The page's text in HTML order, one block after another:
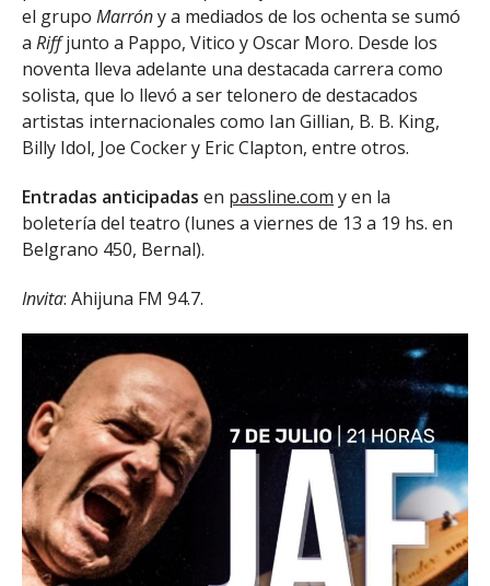
el grupo Marróny a mediados de los ochenta se sumó
a Riffjunto a Pappo, Vitico y Oscar Moro. Desde los
noventa lleva adelante una destacada carrera como
solista, que lo llevó a ser telonero de destacados
artistas internacionales como Ian Gillian, B. B. King,
Billy Idol, Joe Cocker y Eric Clapton, entre otros.
Entradas anticipadas en passline.com y en la
boletería del teatro (lunes a viernes de 13 a 19 hs. en
Belgrano 450, Bernal).
Invita: Ahijuna FM 94.7.